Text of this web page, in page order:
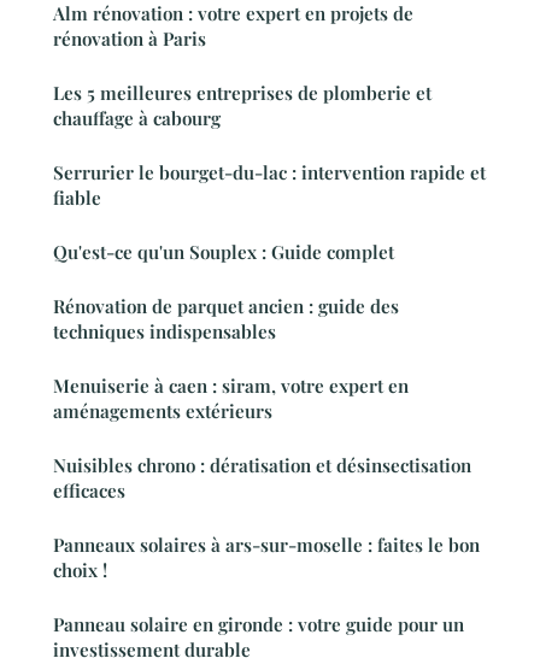
Alm rénovation : votre expert en projets de
rénovation à Paris
Les 5 meilleures entreprises de plomberie et
chauffage à cabourg
Serrurier le bourget-du-lac : intervention rapide et
fiable
Qu'est-ce qu'un Souplex : Guide complet
Rénovation de parquet ancien : guide des
techniques indispensables
Menuiserie à caen : siram, votre expert en
aménagements extérieurs
Nuisibles chrono : dératisation et désinsectisation
efficaces
Panneaux solaires à ars-sur-moselle : faites le bon
choix !
Panneau solaire en gironde : votre guide pour un
investissement durable